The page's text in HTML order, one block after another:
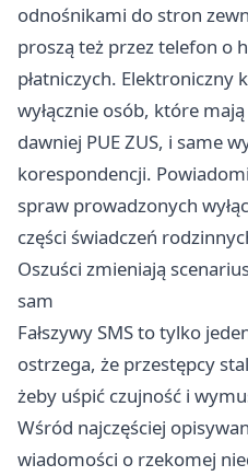
odnośnikami do stron
proszą też przez telefon o
płatniczych.
wyłącznie osób, które
dawniej PUE ZUS, i same
korespondencji.
spraw prowadzonych
części świadczeń
Oszuści zmieniają
sam
Fałszywy SMS to tylko
ostrzega, że przestępcy
żeby uśpić czujność i
Wśród najczęściej
wiadomości o rzekomej